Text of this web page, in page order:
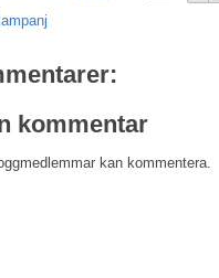
kommentar
kan kommentera.